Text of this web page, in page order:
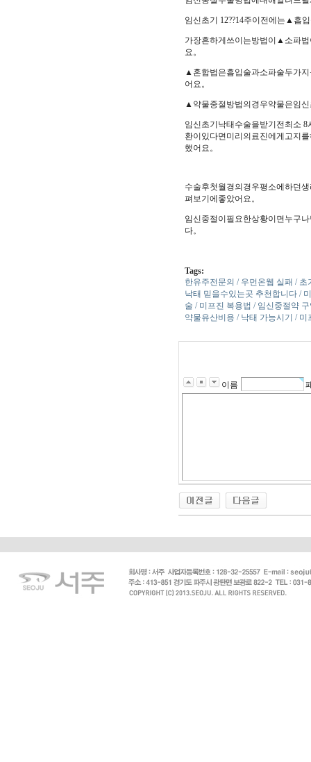
임신초기 12??14주이전에는▲흡
가장흔하게쓰이는방법이▲소파
요。
▲혼합법은흡입술과소파술두가
어요。
▲약물중절방법의경우약물은임
임신초기낙태수술을받기전최소
환이있다면미리의료진에게고지
했어요。
수술후첫월경의경우평소에하던
펴보기에좋았어요。
임신중절이필요한상황이면누구
다。
Tags:
한유주전문의 / 우먼온웹 실패 /
낙태 믿을수있는곳 추천합니다 /
술 / 미프진 복용법 / 임신중절약
약물유산비용 / 낙태 가능시기 /
이름